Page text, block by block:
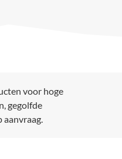
voor hoge
gegolfde
aanvraag.